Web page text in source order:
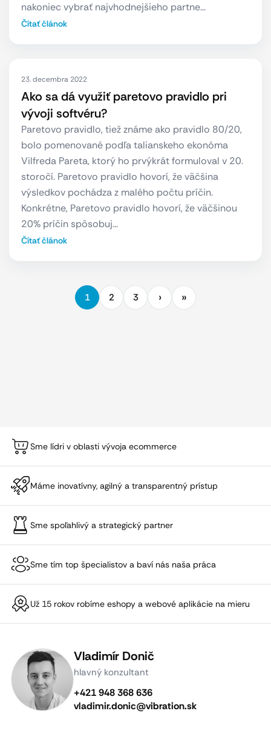
nakoniec vybrať najvhodnejšieho partne…
Čítať článok
23. decembra 2022
Ako sa dá využiť paretovo pravidlo pri
vývoji softvéru?
Paretovo pravidlo, tiež známe ako pravidlo 80/20,
bolo pomenované podľa talianskeho ekonóma
Vilfreda Pareta, ktorý ho prvýkrát formuloval v 20.
storočí. Paretovo pravidlo hovorí, že väčšina
výsledkov pochádza z malého počtu príčin.
Konkrétne, Paretovo pravidlo hovorí, že väčšinou
20% príčin spôsobuj…
Čítať článok
1 2 3
Sme lídri v oblasti vývoja ecommerce
Máme inovatívny, agilný a transparentný prístup
Sme spoľahlivý a strategický partner
Sme tím top špecialistov a baví nás naša práca
Už 15 rokov robíme eshopy a webové aplikácie na mieru
Vladimír Donič
hlavný konzultant
+421 948 368 636
vladimir.donic@vibration.sk